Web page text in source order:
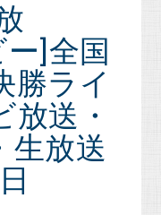
]全国
勝ライ
送・
生放送